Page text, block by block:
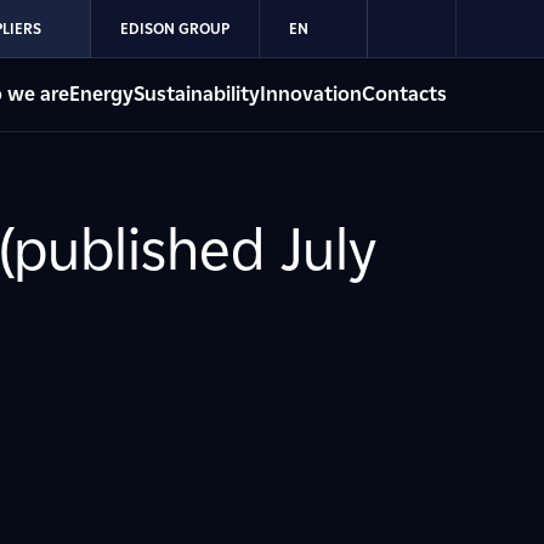
EDISON GROUP EN
we areEnergySustainabilityInnovationContacts
July